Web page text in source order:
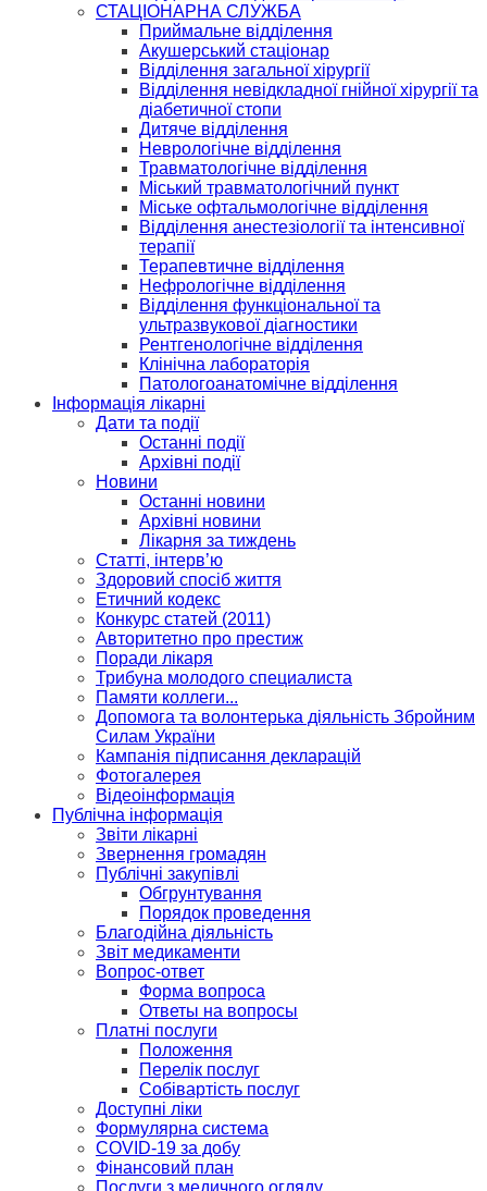
СТАЦІОНАРНА СЛУЖБА
Приймальне відділення
Акушерський стаціонар
Відділення загальної хірургії
Відділення невідкладної гнійної хірургії та
діабетичної стопи
Дитяче відділення
Неврологічне відділення
Травматологічне відділення
Міський травматологічний пункт
Міське офтальмологічне відділення
Відділення анестезіології та інтенсивної
терапії
Терапевтичне відділення
Нефрологічне відділення
Відділення функціональної та
ультразвукової діагностики
Рентгенологічне відділення
Клінічна лабораторія
Патологоанатомічне відділення
Інформація лікарні
Дати та події
Останні події
Архівні події
Новини
Останні новини
Архівні новини
Лікарня за тиждень
Статті, інтерв’ю
Здоровий спосіб життя
Етичний кодекс
Конкурс статей (2011)
Авторитетно про престиж
Поради лікаря
Трибуна молодого специалиста
Памяти коллеги...
Допомога та волонтерька діяльність Збройним
Силам України
Кампанія підписання декларацій
Фотогалерея
Відеоінформація
Публічна інформація
Звіти лікарні
Звернення громадян
Публічні закупівлі
Обгрунтування
Порядок проведення
Благодійна діяльність
Звіт медикаменти
Вопрос-ответ
Форма вопроса
Ответы на вопросы
Платні послуги
Положення
Перелік послуг
Собівартість послуг
Доступні ліки
Формулярна система
COVID-19 за добу
Фінансовий план
Послуги з медичного огляду